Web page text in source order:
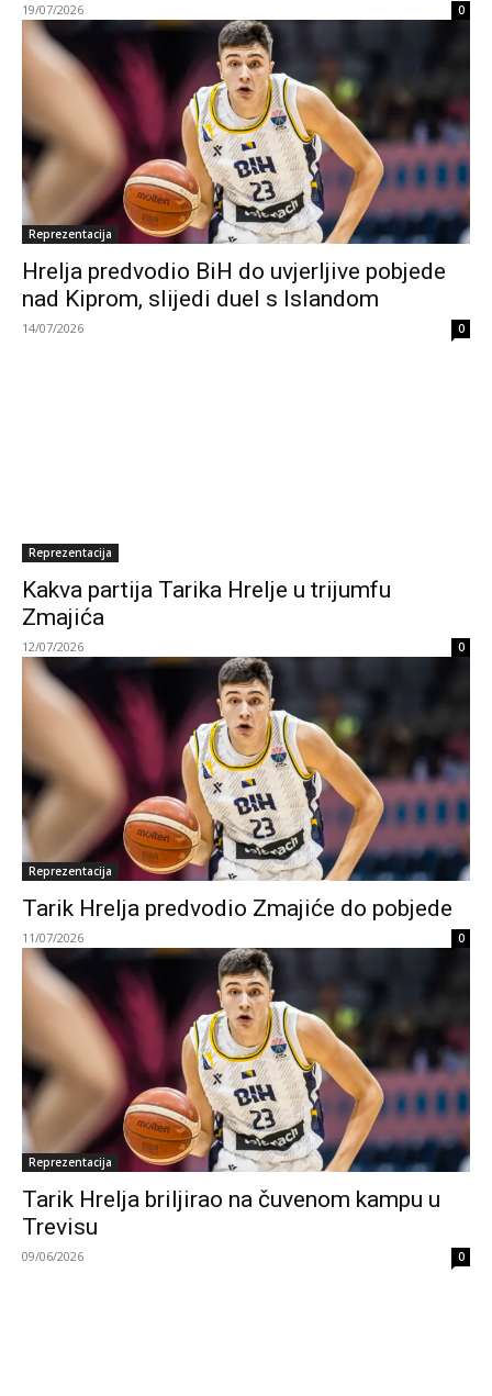
19/07/2026 0
Reprezentacija
Hrelja predvodio BiH do uvjerljive pobjede
nad Kiprom, slijedi duel s Islandom
14/07/2026 0
Reprezentacija
Kakva partija Tarika Hrelje u trijumfu
Zmajića
12/07/2026 0
Reprezentacija
Tarik Hrelja predvodio Zmajiće do pobjede
11/07/2026 0
Reprezentacija
Tarik Hrelja briljirao na čuvenom kampu u
Trevisu
09/06/2026 0